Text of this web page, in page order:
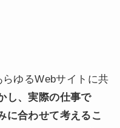
ゆるWebサイトに共
し、実際の仕事で
に合わせて考えるこ